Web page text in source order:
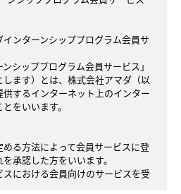
ンターンシッププログラム会員サ
シッププログラム会員サービス」
します）とは、株式会社アマダ（以
するインターネット上のインター
をいいます。
める方法によって会員サービスに登
承認した方をいいます。
スにおける会員向けのサービスを受